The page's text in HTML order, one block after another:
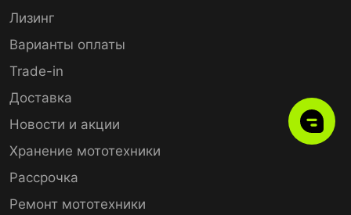
Лизинг
Варианты оплаты
Trade-in
Доставка
Новости и акции
Хранение мототехники
Рассрочка
Ремонт мототехники